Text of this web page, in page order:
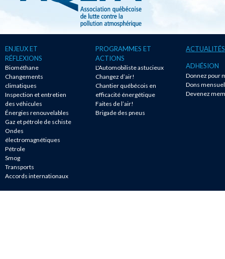
ENJEUX ET
RÉFLEXIONS
Biométhane
Changements
climatiques
Inspection et entretien
des véhicules
Énergies renouvelables
Gaz et pétrole de schiste
Ondes
électromagnétiques
Pétrole
Smog
Transports
Accords internationaux
PROGRAMMES ET
ACTIONS
L'Automobiliste astucieux
Changez d’air!
Chantier québécois en
efficacité énergétique
Faites de l’air!
Brigade des pneus
ACTUALITÉS
ADHÉSION
Donnez pour
Dons
Devenez